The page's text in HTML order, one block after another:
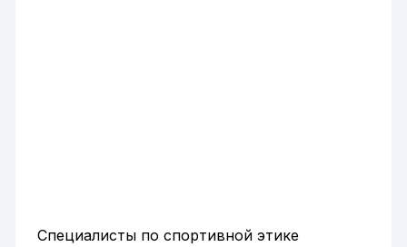
Специалисты по спортивной этике